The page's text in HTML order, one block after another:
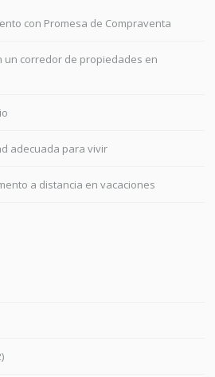
con Promesa de Compraventa
un corredor de propiedades en
adecuada para vivir
a distancia en vacaciones